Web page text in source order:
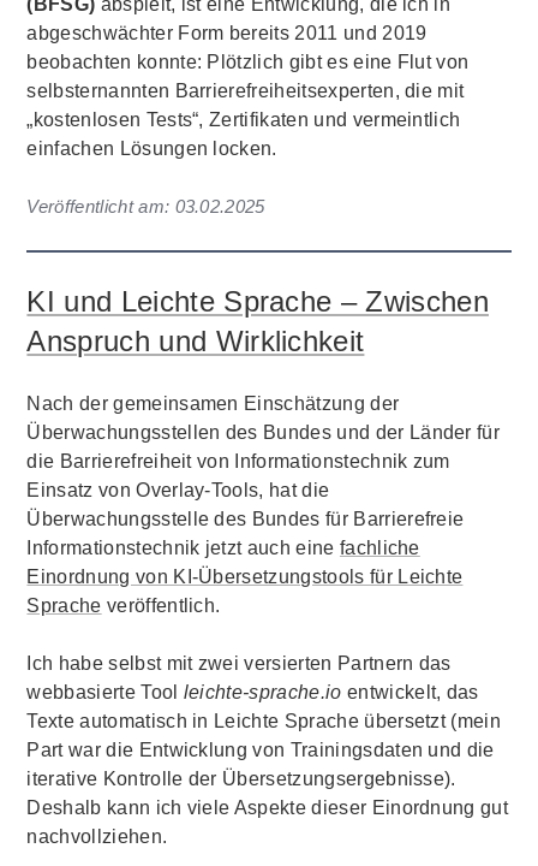
(BFSG) abspielt, ist eine Entwicklung, die ich in
abgeschwächter Form bereits 2011 und 2019
beobachten konnte: Plötzlich gibt es eine Flut von
selbsternannten Barrierefreiheitsexperten, die mit
„kostenlosen Tests“, Zertifikaten und vermeintlich
einfachen Lösungen locken.
Veröffentlicht am: 03.02.2025
KI und Leichte Sprache – Zwischen
Anspruch und Wirklichkeit
Nach der gemeinsamen Einschätzung der
Überwachungsstellen des Bundes und der Länder für
die Barrierefreiheit von Informationstechnik zum
Einsatz von Overlay-Tools, hat die
Überwachungsstelle des Bundes für Barrierefreie
Informationstechnik jetzt auch eine fachliche
Einordnung von KI-Übersetzungstools für Leichte
Sprache veröffentlich.
Ich habe selbst mit zwei versierten Partnern das
webbasierte Tool leichte-sprache.io entwickelt, das
Texte automatisch in Leichte Sprache übersetzt (mein
Part war die Entwicklung von Trainingsdaten und die
iterative Kontrolle der Übersetzungsergebnisse).
Deshalb kann ich viele Aspekte dieser Einordnung gut
nachvollziehen.